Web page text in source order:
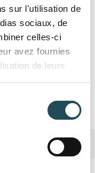
sur l'utilisation de
sociaux, de
celles-ci
avez fournies
de leurs
graphiose
Moyenne